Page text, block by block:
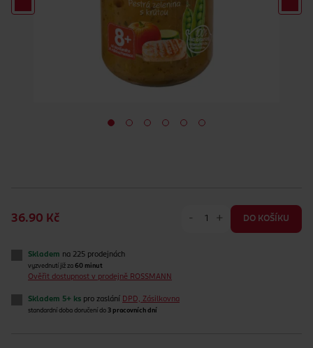
36.90 Kč - + DO KOŠÍKU
Skladem na 225 prodejnách
vyzvednutí již za 60 minut
Ověřit dostupnost v prodejně ROSSMANN
Skladem 5+ ks pro zaslání DPD, Zásilkovna
standardní doba doručení do 3 pracovních dní